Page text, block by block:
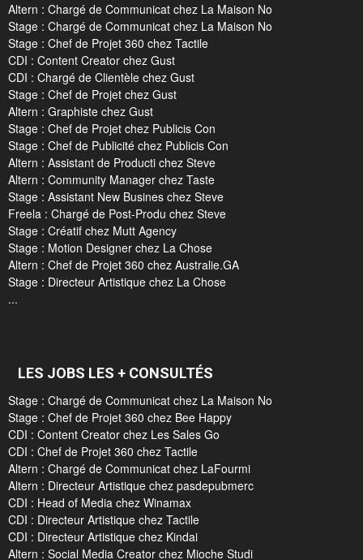
Altern : Chargé de Communicat chez La Maison No
Stage : Chargé de Communicat chez La Maison No
Stage : Chef de Projet 360 chez Tactile
CDI : Content Creator chez Gust
CDI : Chargé de Clientèle chez Gust
Stage : Chef de Projet chez Gust
Altern : Graphiste chez Gust
Stage : Chef de Projet chez Publicis Con
Stage : Chef de Publicité chez Publicis Con
Altern : Assistant de Producti chez Steve
Altern : Community Manager chez Taste
Stage : Assistant New Busines chez Steve
Freela : Chargé de Post-Produ chez Steve
Stage : Créatif chez Mutt Agency
Stage : Motion Designer chez La Chose
Altern : Chef de Projet 360 chez Australie.GA
Stage : Directeur Artistique chez La Chose
...
LES JOBS LES + CONSULTÉS
Stage : Chargé de Communicat chez La Maison No
Stage : Chef de Projet 360 chez Bee Happy
CDI : Content Creator chez Les Sales Go
CDI : Chef de Projet 360 chez Tactile
Altern : Chargé de Communicat chez LaFourmi
Altern : Directeur Artistique chez pasdepubmerc
CDI : Head of Media chez Winamax
CDI : Directeur Artistique chez Tactile
CDI : Directeur Artistique chez Kindai
Altern : Social Media Creator chez Mioche Studi